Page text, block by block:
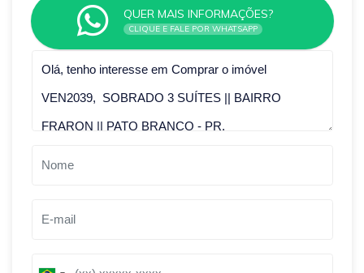
QUER MAIS INFORMAÇÕES?
CLIQUE E FALE POR WHATSAPP